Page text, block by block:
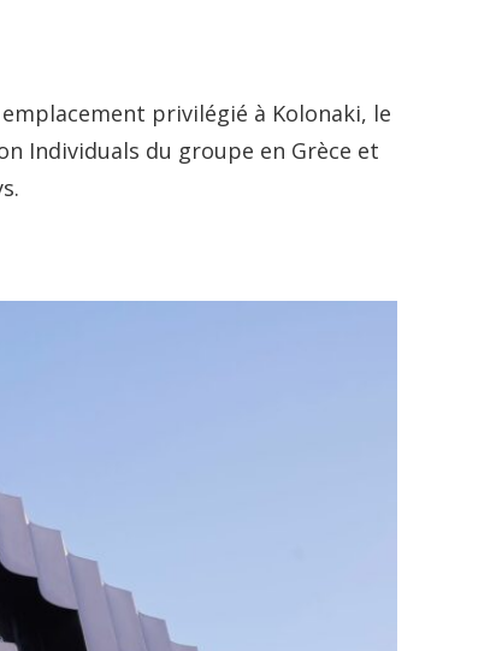
privilégié à Kolonaki, le
Individuals du groupe en Grèce et